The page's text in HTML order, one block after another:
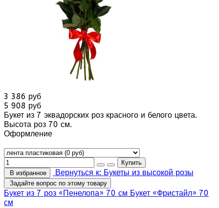
3 386 руб
5 908 руб
Букет из 7 эквадорских роз красного и белого цвета.
Высота роз 70 см.
Оформление
В избранное Вернуться к: Букеты из высокой розы
Задайте вопрос по этому товару
Букет из 7 роз «Пенелопа» 70 см Букет «Фристайл» 70
см